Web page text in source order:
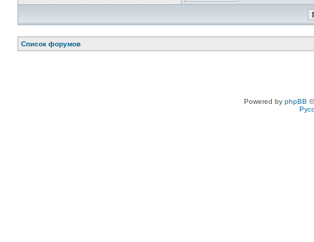
Список форумов
Powered by phpBB